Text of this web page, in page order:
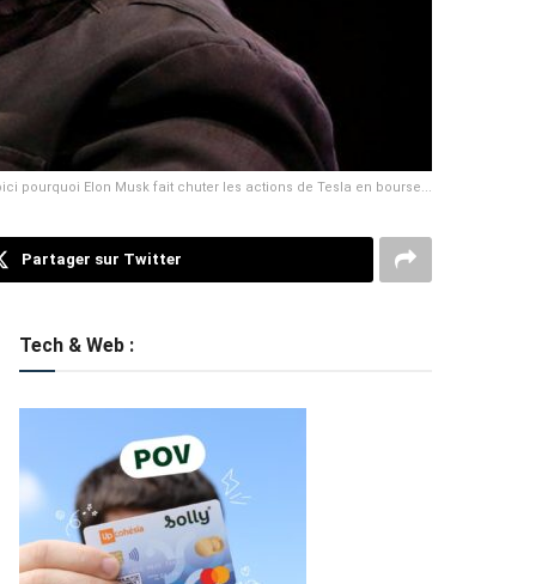
pourquoi Elon Musk fait chuter les actions de Tesla en bourse...
Partager sur Twitter
Tech & Web :